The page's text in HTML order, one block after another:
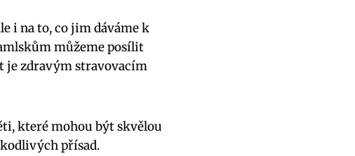
i na to, co jim dáváme k
můžeme posílit
je zdravým stravovacím
které mohou být skvělou
přísad.